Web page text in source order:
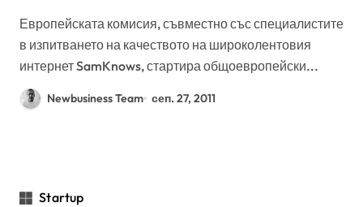
Европейската комисия, съвместно със специалистите
в изпитването на качеството на широколентовия
интернет SamKnows, стартира общоевропейски...
Newbusiness Team сеп. 27, 2011
Startup